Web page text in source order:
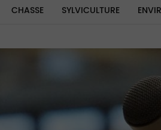
CHASSE SYLVICULTURE